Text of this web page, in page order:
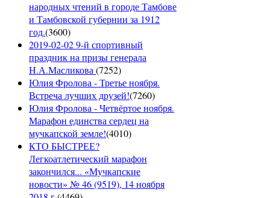
народных чтений в городе Тамбове
и Тамбовской губернии за 1912
год.(3600)
2019-02-02 9-й спортивный
праздник на призы генерала
Н.А.Масликова(7252)
Юлия Фролова - Третье ноября.
Встреча лучших друзей!(7260)
Юлия Фролова - Четвёртое ноября.
Марафон единства сердец на
мучкапской земле!(4010)
КТО БЫСТРЕЕ?
Легкоатлетический марафон
закончился... «Мучкапские
новости» № 46 (9519), 14 ноября